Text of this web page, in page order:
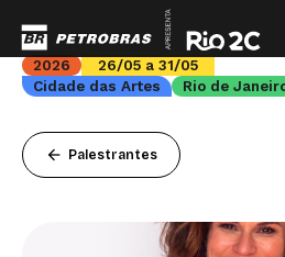
2026
26/05 a 31/05
Cidade das Artes
Rio de
arrow_back Palestrantes